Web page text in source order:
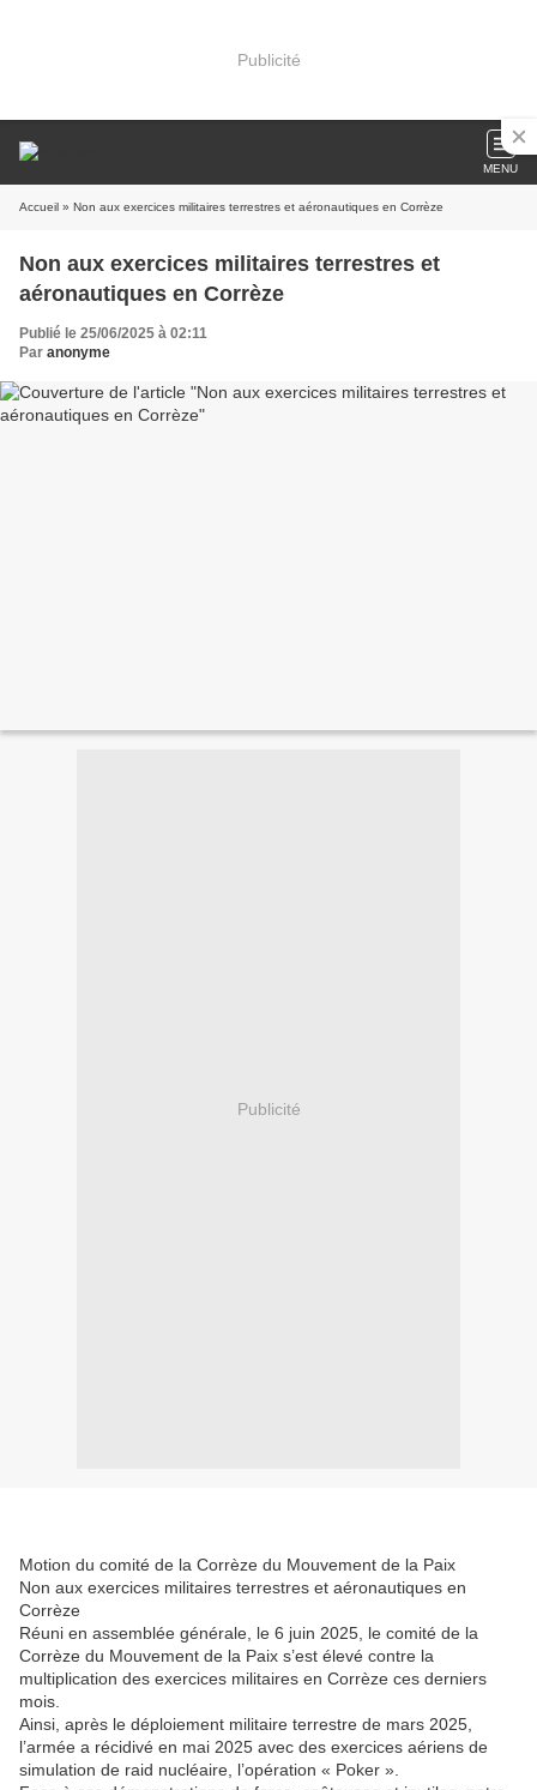
Publicité
MENU
Accueil » Non aux exercices militaires terrestres et aéronautiques en Corrèze
Non aux exercices militaires terrestres et
aéronautiques en Corrèze
Publié le 25/06/2025 à 02:11
Par anonyme
Publicité
Motion du comité de la Corrèze du Mouvement de la Paix
Non aux exercices militaires terrestres et aéronautiques en
Corrèze
Réuni en assemblée générale, le 6 juin 2025, le comité de la
Corrèze du Mouvement de la Paix s’est élevé contre la
multiplication des exercices militaires en Corrèze ces derniers
mois.
Ainsi, après le déploiement militaire terrestre de mars 2025,
l’armée a récidivé en mai 2025 avec des exercices aériens de
simulation de raid nucléaire, l’opération « Poker ».